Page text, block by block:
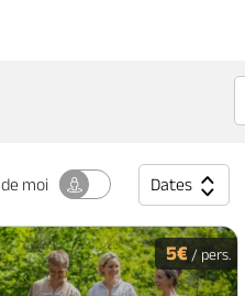
de moi Dates
5€/ pers.